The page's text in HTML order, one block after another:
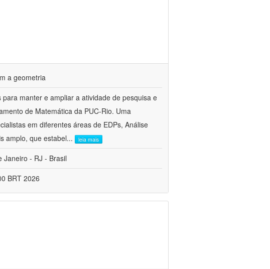
a geometria
manter e ampliar a atividade de pesquisa e
de Matemática da PUC-Rio. Uma
em diferentes áreas de EDPs, Análise
amplo, que estabel... leia mais
Janeiro - RJ - Brasil
BRT 2026